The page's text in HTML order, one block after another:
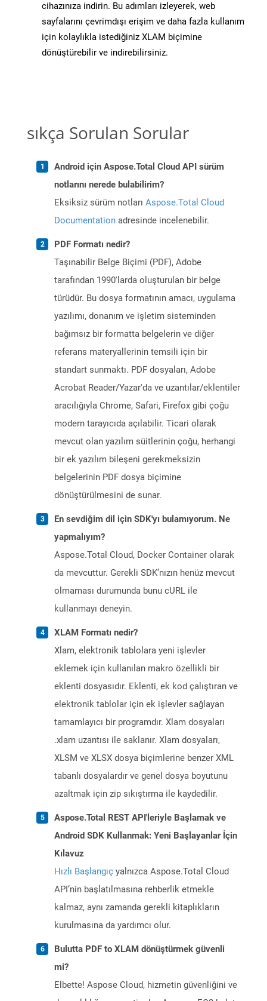
cihazınıza indirin. Bu adımları izleyerek, web
sayfalarını çevrimdışı erişim ve daha fazla kullanım
için kolaylıkla istediğiniz XLAM biçimine
dönüştürebilir ve indirebilirsiniz.
sıkça Sorulan Sorular
Android için Aspose.Total Cloud API sürüm
notlarını nerede bulabilirim?
Eksiksiz sürüm notları Aspose.Total Cloud
Documentation adresinde incelenebilir.
PDF Formatı nedir?
Taşınabilir Belge Biçimi (PDF), Adobe
tarafından 1990'larda oluşturulan bir belge
türüdür. Bu dosya formatının amacı, uygulama
yazılımı, donanım ve işletim sisteminden
bağımsız bir formatta belgelerin ve diğer
referans materyallerinin temsili için bir
standart sunmaktı. PDF dosyaları, Adobe
Acrobat Reader/Yazar'da ve uzantılar/eklentiler
aracılığıyla Chrome, Safari, Firefox gibi çoğu
modern tarayıcıda açılabilir. Ticari olarak
mevcut olan yazılım süitlerinin çoğu, herhangi
bir ek yazılım bileşeni gerekmeksizin
belgelerinin PDF dosya biçimine
dönüştürülmesini de sunar.
En sevdiğim dil için SDK'yı bulamıyorum. Ne
yapmalıyım?
Aspose.Total Cloud, Docker Container olarak
da mevcuttur. Gerekli SDK’nızın henüz mevcut
olmaması durumunda bunu cURL ile
kullanmayı deneyin.
XLAM Formatı nedir?
Xlam, elektronik tablolara yeni işlevler
eklemek için kullanılan makro özellikli bir
eklenti dosyasıdır. Eklenti, ek kod çalıştıran ve
elektronik tablolar için ek işlevler sağlayan
tamamlayıcı bir programdır. Xlam dosyaları
.xlam uzantısı ile saklanır. Xlam dosyaları,
XLSM ve XLSX dosya biçimlerine benzer XML
tabanlı dosyalardır ve genel dosya boyutunu
azaltmak için zip sıkıştırma ile kaydedilir.
Aspose.Total REST API'leriyle Başlamak ve
Android SDK Kullanmak: Yeni Başlayanlar İçin
Kılavuz
Hızlı Başlangıç yalnızca Aspose.Total Cloud
API’nin başlatılmasına rehberlik etmekle
kalmaz, aynı zamanda gerekli kitaplıkların
kurulmasına da yardımcı olur.
Bulutta PDF to XLAM dönüştürmek güvenli
mi?
Elbette! Aspose Cloud, hizmetin güvenliğini ve